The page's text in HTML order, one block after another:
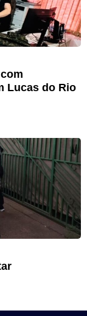
Lucas do Rio